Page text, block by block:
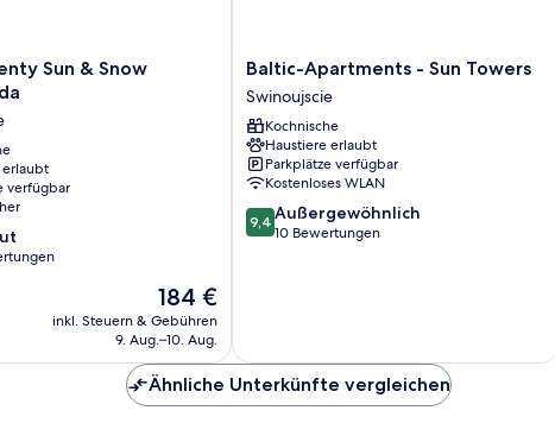
Sun & Snow
erlaubt
verfügbar
Der
Preis
beträgt
184 €
inkl. Steuern & Gebühren
9. Aug.–10. Aug.
Baltic-
Apartments
-
Sun
Towers
Swinoujscie
Baltic-Apartments - Sun Towers
Swinoujscie
Kochnische
Haustiere erlaubt
Parkplätze verfügbar
Kostenloses WLAN
9.4
von
9,4 Außergewöhnlich
10 Bewertungen
Ähnliche Unterkünfte vergleichen